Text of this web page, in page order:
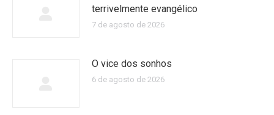
terrivelmente evangélico
7 de agosto de 2026
O vice dos sonhos
6 de agosto de 2026